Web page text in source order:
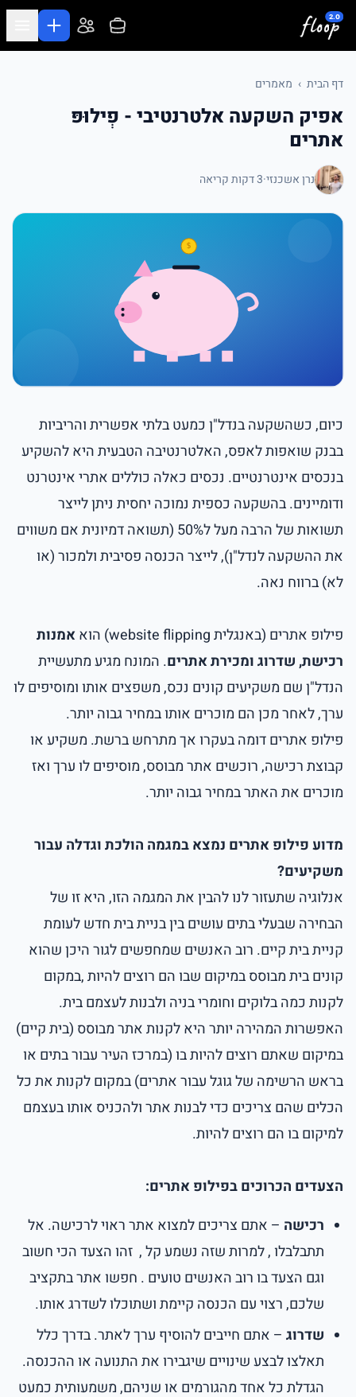
דלג לתוכן המרכזי
דף הבית › מאמרים
אפיק השקעה אלטרנטיבי - פְילוּפּ
אתרים
נרן אשכנזי·3 דקות קריאה
כיום, כשהשקעה בנדל"ן כמעט בלתי אפשרית והריביות
בבנק שואפות לאפס, האלטרנטיבה הטבעית היא להשקיע
בנכסים אינטרנטיים. נכסים כאלה כוללים אתרי אינטרנט
ודומיינים. בהשקעה כספית נמוכה יחסית ניתן לייצר
תשואות של הרבה מעל ל50% (תשואה דמיונית אם משווים
את ההשקעה לנדל"ן), לייצר הכנסה פסיבית ולמכור (או
לא) ברווח נאה.
פילופ אתרים (באנגלית website flipping) הוא
אמנות
רכישת, שדרוג ומכירת אתרים. המונח מגיע מתעשיית
הנדל"ן שם משקיעים קונים נכס, משפצים אותו ומוסיפים לו
ערך, לאחר מכן הם מוכרים אותו במחיר גבוה יותר.
פילופ אתרים דומה בעקרו אך מתרחש ברשת. משקיע או
קבוצת רכישה, רוכשים אתר מבוסס, מוסיפים לו ערך ואז
מוכרים את האתר במחיר גבוה יותר.
מדוע פילופ אתרים נמצא במגמה הולכת וגדלה עבור
משקיעים?
אנלוגיה שתעזור לנו להבין את המגמה הזו, היא זו של
הבחירה שבעלי בתים עושים בין בניית בית חדש לעומת
קניית בית קיים. רוב האנשים שמחפשים לגור היכן שהוא
קונים בית מבוסס במיקום שבו הם רוצים להיות ,במקום
לקנות כמה בלוקים וחומרי בניה ולבנות לעצמם בית.
האפשרות המהירה יותר היא לקנות אתר מבוסס (בית קיים)
במיקום שאתם רוצים להיות בו (במרכז העיר עבור בתים או
בראש הרשימה של גוגל עבור אתרים) במקום לקנות את כל
הכלים שהם צריכים כדי לבנות אתר ולהכניס אותו בעצמם
למיקום בו הם רוצים להיות.
הצעדים הכרוכים בפילופ אתרים:
רכישה – אתם צריכים למצוא אתר ראוי לרכישה. אל
תתבלבלו , למרות שזה נשמע קל , זהו הצעד הכי חשוב
וגם הצעד בו רוב האנשים טועים . חפשו אתר בתקציב
שלכם, רצוי עם הכנסה קיימת ושתוכלו לשדרג אותו.
שדרוג – אתם חייבים להוסיף ערך לאתר. בדרך כלל
תאלצו לבצע שינויים שיגבירו את התנועה או ההכנסה.
הגדלת כל אחד מהגורמים או שניהם, משמעותית כמעט